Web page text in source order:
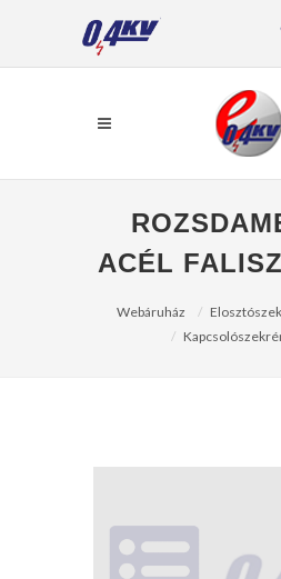
ACÉL
Webáruház